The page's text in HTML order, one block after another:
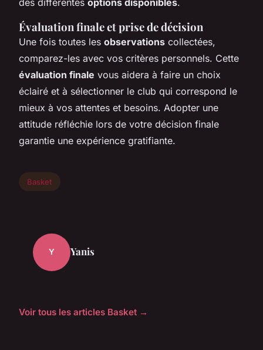
Évaluation finale et prise de décision
Une fois toutes les observations collectées,
comparez-les avec vos critères personnels. Cette
évaluation finale vous aidera à faire un choix
éclairé et à sélectionner le club qui correspond le
mieux à vos attentes et besoins. Adopter une
attitude réfléchie lors de votre décision finale
garantie une expérience gratifiante.
Basket
Y Yanis
Voir tous les articles Basket →